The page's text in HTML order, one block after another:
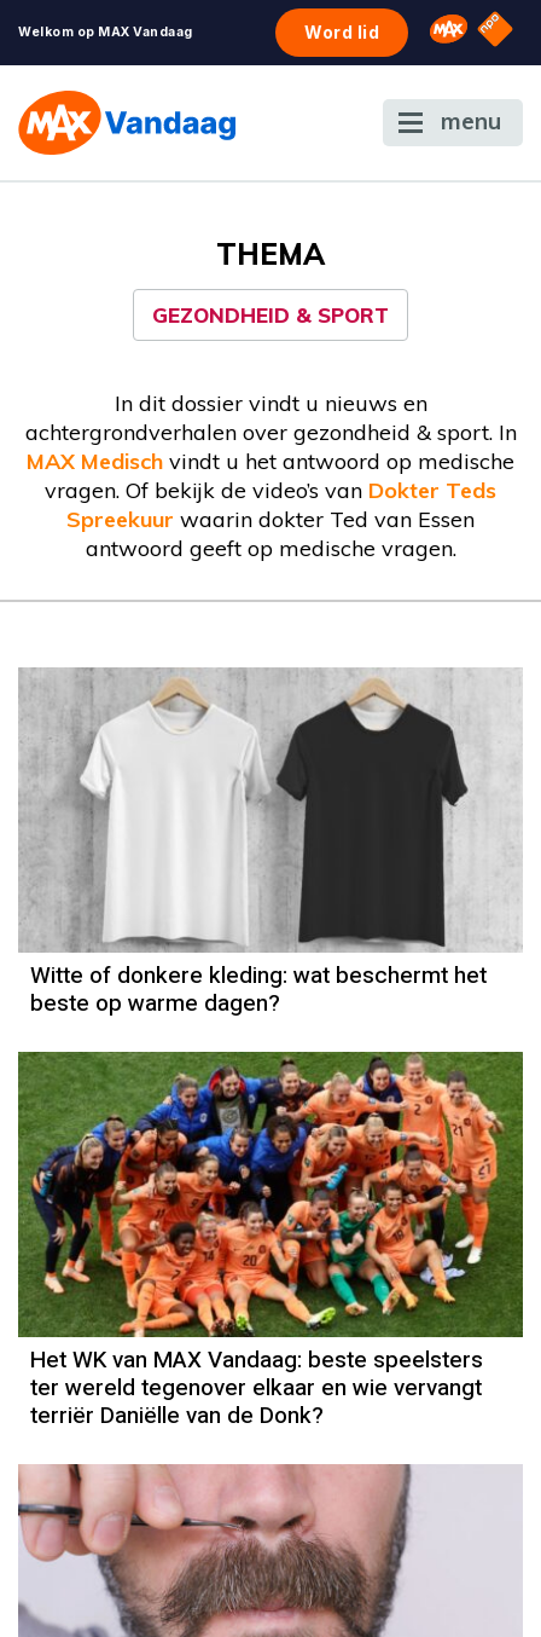
Welkom op MAX Vandaag Word lid Omroep
NPO
menu
THEMA
GEZONDHEID & SPORT
In dit dossier vindt u nieuws en
achtergrondverhalen over gezondheid & sport. In
MAX Medisch vindt u het antwoord op medische
vragen. Of bekijk de video’s van Dokter Teds
Spreekuur waarin dokter Ted van Essen
antwoord geeft op medische vragen.
Witte of donkere kleding: wat beschermt het
beste op warme dagen?
Het WK van MAX Vandaag: beste speelsters
ter wereld tegenover elkaar en wie vervangt
terriër Daniëlle van de Donk?